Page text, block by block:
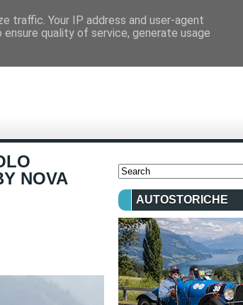
NOVA
AUTOSTORICHE
traffic. Your IP address and user-agent
quality of service, generate usage